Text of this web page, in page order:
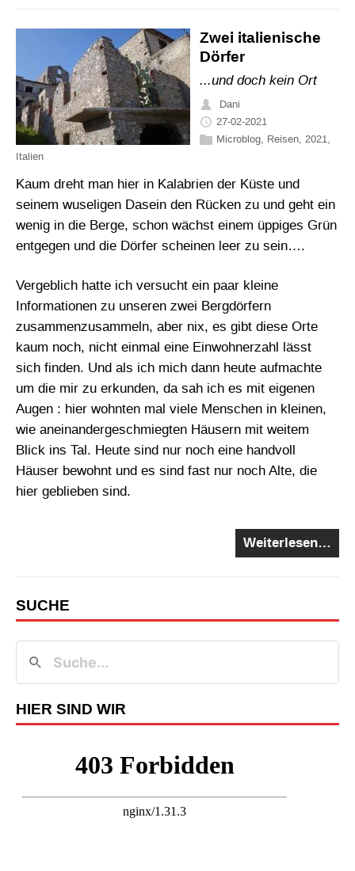
Zwei italienische
Dörfer
...und doch kein Ort
Dani
27-02-2021
Microblog, Reisen, 2021,
Italien
Kaum dreht man hier in Kalabrien der Küste und
seinem wuseligen Dasein den Rücken zu und geht ein
wenig in die Berge, schon wächst einem üppiges Grün
entgegen und die Dörfer scheinen leer zu sein….
Vergeblich hatte ich versucht ein paar kleine
Informationen zu unseren zwei Bergdörfern
zusammenzusammeln, aber nix, es gibt diese Orte
kaum noch, nicht einmal eine Einwohnerzahl lässt
sich finden. Und als ich mich dann heute aufmachte
um die mir zu erkunden, da sah ich es mit eigenen
Augen : hier wohnten mal viele Menschen in kleinen,
wie aneinandergeschmiegten Häusern mit weitem
Blick ins Tal. Heute sind nur noch eine handvoll
Häuser bewohnt und es sind fast nur noch Alte, die
hier geblieben sind.
Weiterlesen…
SUCHE
HIER SIND WIR